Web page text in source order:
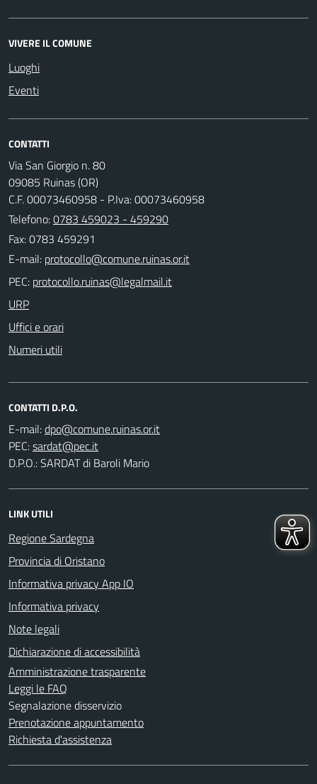
VIVERE IL COMUNE
Luoghi
Eventi
CONTATTI
Via San Giorgio n. 80
09085 Ruinas (OR)
C.F. 00073460958 - P.Iva: 00073460958
Telefono:0783 459023 - 459290
Fax: 0783 459291
E-mail:
PEC:
URP
Uffici e orari
Numeri utili
CONTATTI D.P.O.
E-mail:
PEC:
D.P.O.: SARDAT di Baroli Mario
LINK UTILI
Regione Sardegna
Provincia di Oristano
Informativa privacy App IO
Informativa privacy
Note legali
Dichiarazione di accessibilità
Amministrazione trasparente
Leggi le FAQ
Segnalazione disservizio
Prenotazione appuntamento
Richiesta d'assistenza